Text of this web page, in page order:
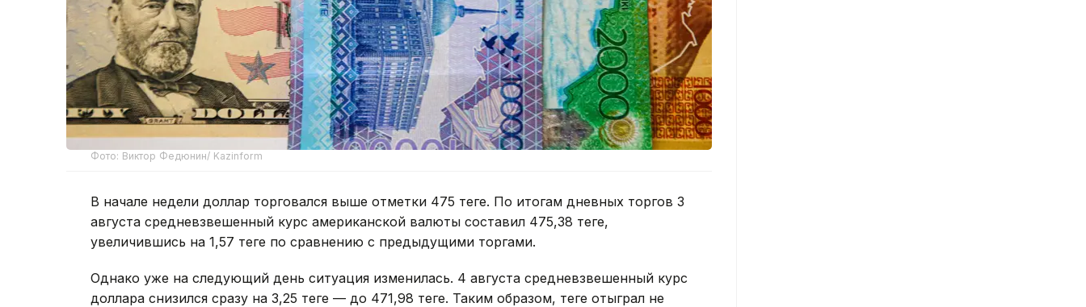
Фото: Виктор Федюнин/ Kazinform
В начале недели доллар торговался выше отметки 475 теңге. По итогам дневных торгов 3
августа средневзвешенный курс американской валюты составил 475,38 теңге,
увеличившись на 1,57 теңге по сравнению с предыдущими торгами.
Однако уже на следующий день ситуация изменилась. 4 августа средневзвешенный курс
доллара снизился сразу на 3,25 теңге — до 471,98 теңге. Таким образом, теңге отыграл не